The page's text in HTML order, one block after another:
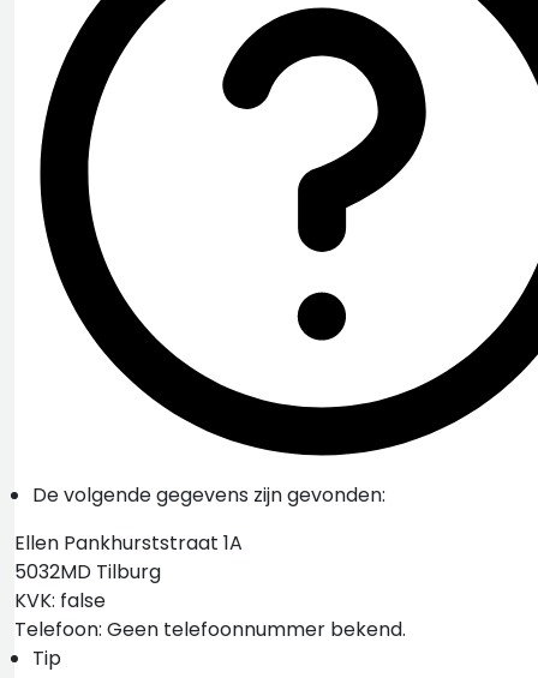
De volgende gegevens zijn gevonden:
Ellen Pankhurststraat 1A
5032MD Tilburg
KVK: false
Telefoon: Geen telefoonnummer bekend.
Tip